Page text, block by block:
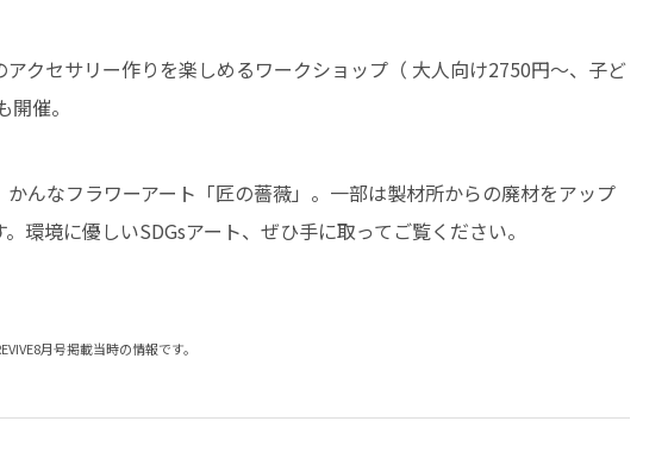
クセサリー作りを楽しめるワークショップ（ 大人向け2750円〜、子ど
催。
んなフラワーアート「匠の薔薇」。一部は製材所からの廃材をアップ
環境に優しいSDGsアート、ぜひ手に取ってご覧ください。
月号掲載当時の情報です。